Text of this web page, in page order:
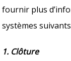
fournir plus
systèmes
1. Clôture